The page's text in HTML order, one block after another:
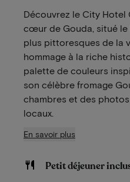
Découvrez le City Hotel
cœur de Gouda, situé le
plus pittoresques de la
hommage à la riche
palette de couleurs
son célèbre fromage
chambres et des
locaux.
En savoir plus
Petit déjeuner